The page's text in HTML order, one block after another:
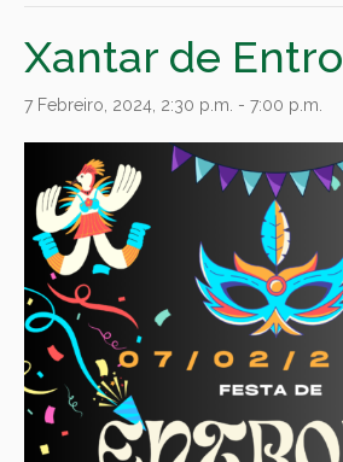
Xantar de
7 Febreiro, 2024, 2:30 p.m. - 7:00 p.m.